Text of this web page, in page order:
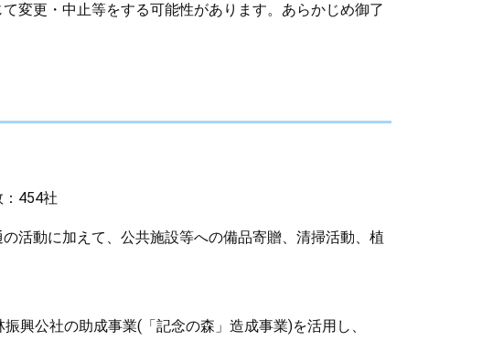
変更・中止等をする可能性があります。あらかじめ御了
454社
活動に加えて、公共施設等への備品寄贈、清掃活動、植
興公社の助成事業(「記念の森」造成事業)を活用し、